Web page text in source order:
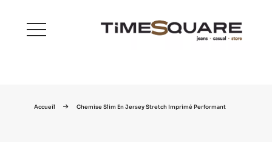
menu
Accueil Chemise Slim En Jersey Stretch Imprimé Performant